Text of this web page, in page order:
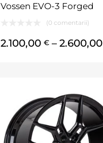
Vossen EVO-3 Forged
(0 comentarii)
2.100,00 € – 2.600,00